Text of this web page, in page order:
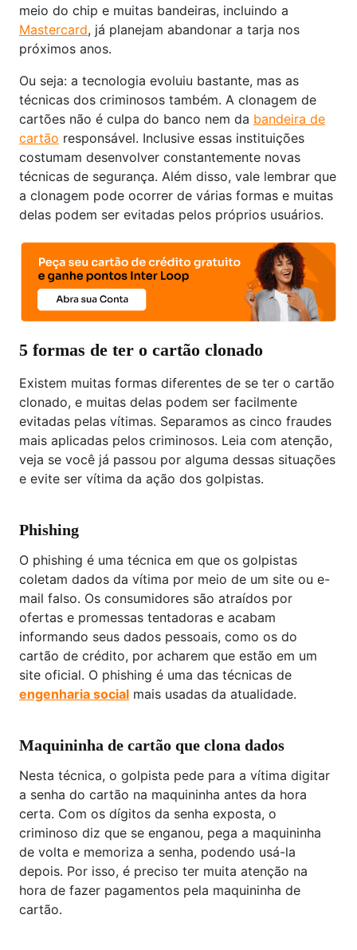
meio do chip e muitas bandeiras, incluindo a
Mastercard, já planejam abandonar a tarja nos
próximos anos.
Ou seja: a tecnologia evoluiu bastante, mas as
técnicas dos criminosos também. A clonagem de
cartões não é culpa do banco nem da bandeira de
cartão responsável. Inclusive essas instituições
costumam desenvolver constantemente novas
técnicas de segurança. Além disso, vale lembrar que
a clonagem pode ocorrer de várias formas e muitas
delas podem ser evitadas pelos próprios usuários.
5 formas de ter o cartão clonado
Existem muitas formas diferentes de se ter o cartão
clonado, e muitas delas podem ser facilmente
evitadas pelas vítimas. Separamos as cinco fraudes
mais aplicadas pelos criminosos. Leia com atenção,
veja se você já passou por alguma dessas situações
e evite ser vítima da ação dos golpistas.
Phishing
O phishing é uma técnica em que os golpistas
coletam dados da vítima por meio de um site ou e-
mail falso. Os consumidores são atraídos por
ofertas e promessas tentadoras e acabam
informando seus dados pessoais, como os do
cartão de crédito, por acharem que estão em um
site oficial. O phishing é uma das técnicas de
engenharia social mais usadas da atualidade.
Maquininha de cartão que clona dados
Nesta técnica, o golpista pede para a vítima digitar
a senha do cartão na maquininha antes da hora
certa. Com os dígitos da senha exposta, o
criminoso diz que se enganou, pega a maquininha
de volta e memoriza a senha, podendo usá-la
depois. Por isso, é preciso ter muita atenção na
hora de fazer pagamentos pela maquininha de
cartão.